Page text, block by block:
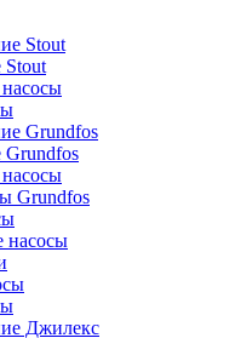
Stout
Grundfos
Grundfos
насосы